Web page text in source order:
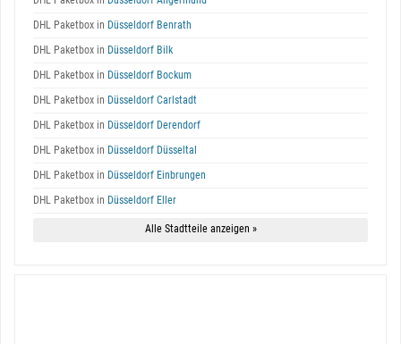
DHL Paketbox in Düsseldorf Benrath
DHL Paketbox in Düsseldorf Bilk
DHL Paketbox in Düsseldorf Bockum
DHL Paketbox in Düsseldorf Carlstadt
DHL Paketbox in Düsseldorf Derendorf
DHL Paketbox in Düsseldorf Düsseltal
DHL Paketbox in Düsseldorf Einbrungen
DHL Paketbox in Düsseldorf Eller
Alle Stadtteile anzeigen »